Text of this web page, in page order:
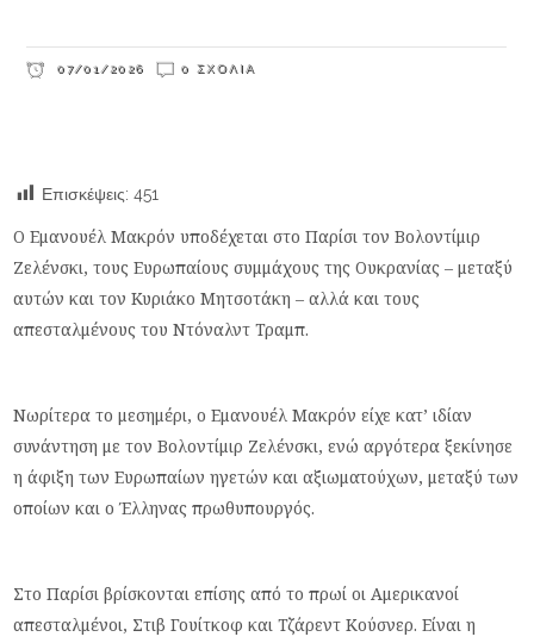
07/01/2026 0 ΣΧΌΛΙΑ
Επισκέψεις: 451
Ο Εμανουέλ Μακρόν υποδέχεται στο Παρίσι τον Βολοντίμιρ
Ζελένσκι, τους Ευρωπαίους συμμάχους της Ουκρανίας – μεταξύ
αυτών και τον Κυριάκο Μητσοτάκη – αλλά και τους
απεσταλμένους του Ντόναλντ Τραμπ.
Νωρίτερα το μεσημέρι, ο Εμανουέλ Μακρόν είχε κατ’ ιδίαν
συνάντηση με τον Βολοντίμιρ Ζελένσκι, ενώ αργότερα ξεκίνησε
η άφιξη των Ευρωπαίων ηγετών και αξιωματούχων, μεταξύ των
οποίων και ο Έλληνας πρωθυπουργός.
Στο Παρίσι βρίσκονται επίσης από το πρωί οι Αμερικανοί
απεσταλμένοι, Στιβ Γουίτκοφ και Τζάρεντ Κούσνερ. Είναι η